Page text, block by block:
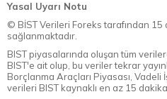
Yasal Uyarı Notu
© BİST Verileri Foreks tarafından 15
sağlanmaktadır.
BIST piyasalarında oluşan tüm
BIST'e ait olup, bu veriler tekrar
Borçlanma Araçları Piyasası, Vadeli
verileri BIST kaynaklı en az 15